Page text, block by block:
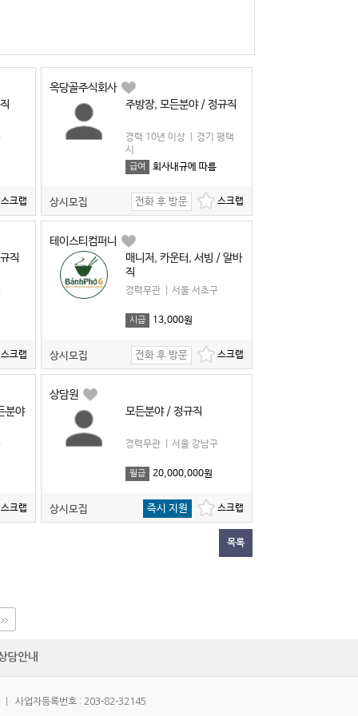
옥당골주식회사
주방장, 모든분야 / 정규직
경력 10년 이상
경기 평택
시
급여 회사내규에 따름
상시모집 전화 후 방문
직
테이스티컴퍼니
매니저, 카운터, 서빙 / 알바
직
경력무관 서울 서초구
시급 13,000원
상시모집 전화 후 방문
분야
상담원
모든분야 / 정규직
경력무관 서울 강남구
월급 20,000,000원
상시모집 즉시 지원
목록
담안내
사업자등록번호 : 203-82-32145